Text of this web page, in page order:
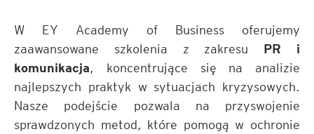
W EY Academy of Business oferujemy
zaawansowane szkolenia z zakresu PR i
komunikacja, koncentrujące się na analizie
najlepszych praktyk w sytuacjach kryzysowych.
Nasze podejście pozwala na przyswojenie
sprawdzonych metod, które pomogą w ochronie